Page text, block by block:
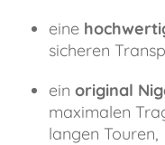
eine
sicheren
ein original
maximalen
langen Touren,